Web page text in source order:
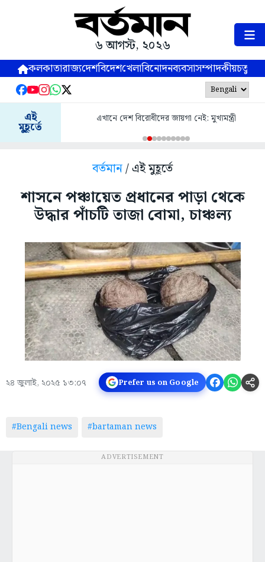
৬ আগস্ট, ২০২৬
কলকাতারাজ্যদেশবিদেশখেলাবিনোদনব্যবসাসম্পাদকীয়
এই
মুহূর্তে
এখানে দেশ বিরোধীদের জায়গা নেই: মুখ্যমন্ত্রী
বর্তমান/ এই মুহূর্তে
শাসনে পঞ্চায়েত প্রধানের পাড়া থেকে
উদ্ধার পাঁচটি তাজা বোমা, চাঞ্চল্য
২৪ জুলাই, ২০২৫ ১৩:০৭ Prefer us on Google
#Bengali news #bartaman news
ADVERTISEMENT